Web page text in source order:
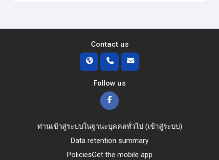
Contact us
Follow us
ท่านเข้าสู่ระบบในฐานะบุคคลทั่วไป (เข้าสู่ระบบ)
Data retention summary
PoliciesGet the mobile app